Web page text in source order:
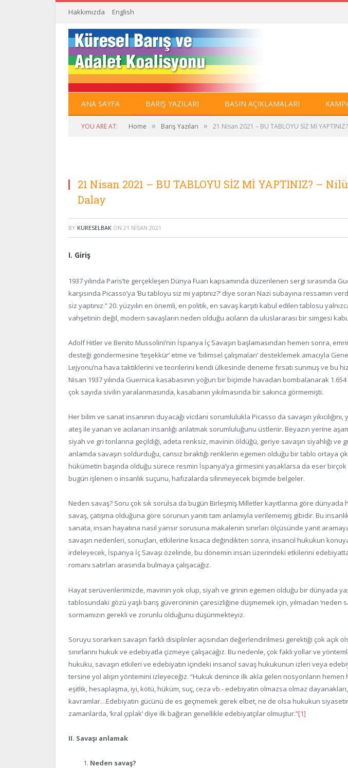
Hakkımızda English
ANA SAYFA BARIŞ YAZILARI BASIN AÇIKLAMALARI
YOU ARE AT: Home » Barış Yazıları » 21 Nisan 2021 – BU TABLOYU SİZ Mİ
21 Nisan 2021 – BU TABLOYU SİZ Mİ YAPTINIZ? –
Dalay
BY KURESELBAK ON 21 NISAN 2021
I. Giriş
1937 yılında Paris’te gerçekleşen Dünya Fuarı kapsamında düzenlenen sergi sırasında
karşısında Picasso’ya ‘Bu tabloyu siz mi yaptınız?’ diye soran Nazi subayına ressamın
siz yaptınız.” 20. yüzyılın en önemli, en politik, en savaş karşıtı kabul edilen tablosu
vahşetinin değil, modern savaşların neden olduğu acıların da uluslararası bir simgesi
Adolf Hitler ve Benito Mussolini’nin İspanya İç Savaşın başlamasından hemen sonra,
desteği göndermesine ‘teşekkür’ etme ve ‘bilimsel çalışmaları’ desteklemek amacıyla
Lejyonu’na hava taktiklerini ve teorilerini kendi ülkesinde deneme fırsatı sunmuş ve bu
Nisan 1937 yılında Guernica kasabasının yoğun bir biçimde havadan bombalanarak
çok sayıda sivilin yaralanmasında, kasabanın yıkılmasında bir sakınca görmemişti.
Her bilim ve sanat insanının duyacağı vicdani sorumlulukla Picasso da savaşın
ateş ile yanan ve acılanan insanlığı anlatmak sorumluluğunu üstlenir. Beyazın yerine
siyah ve gri tonlarına geçildiği, adeta renksiz, mavinin öldüğü, geriye savaşın siyahlığı ve
anlamda savaşın soldurduğu, cansız bıraktığı renklerin egemen olduğu bir tablo ortaya
hükümetin başında olduğu sürece resmin İspanya’ya girmesini yasaklarsa da eser
bugün işlenen o insanlık suçunu, hafızalarda silinmeyecek biçimde belgeler.
Neden savaş? Soru çok sık sorulsa da bugün Birleşmiş Milletler kayıtlarına göre dünyada
savaş, çatışma olduğuna göre sorunun yanıtı tam anlamıyla verilememiş gibidir. Bu
sanata, insan hayatına nasıl yansır sorusuna makalenin sınırları ölçüsünde yanıt aramaya
savaşın nedenleri, sonuçları, etkilerine kısaca değindikten sonra, insancıl hukukun konuya
irdeleyecek, İspanya İç Savaşı özelinde, bu dönemin insan üzerindeki etkilerini
romanı satırları arasında bulmaya çalışacağız.
Hayat serüvenlerimizde, mavinin yok olup, siyah ve grinin egemen olduğu bir dünyada
tablosundaki gözü yaşlı barış güvercininin çaresizliğine düşmemek için, yılmadan ‘neden
sormamızın gerekli ve zorunlu olduğunu düşünmekteyiz.
Soruyu sorarken savaşın farklı disiplinler açısından değerlendirilmesi gerektiği çok açık
sınırlarını hukuk ve edebiyatla çizmeye çalışacağız. Bu nedenle, çok faklı yollar ve
hukuku, savaşın etkileri ve edebiyatın içindeki insancıl savaş hukukunun izleri veya
tersine yol alışın yöntemini izleyeceğiz. “Hukuk denince ilk akla gelen nosyonların
eşitlik, hesaplaşma, iyi, kötü, hüküm, suç, ceza vb.- edebiyatın olmazsa olmaz
kavramlar…Edebiyatın gücünü de es geçmemek gerek elbet, ne de olsa hukukun
zamanlarda, ‘kral çıplak’ diye ilk bağıran genellikle edebiyatçılar olmuştur.”[1]
II. Savaşı anlamak
Neden savaş?